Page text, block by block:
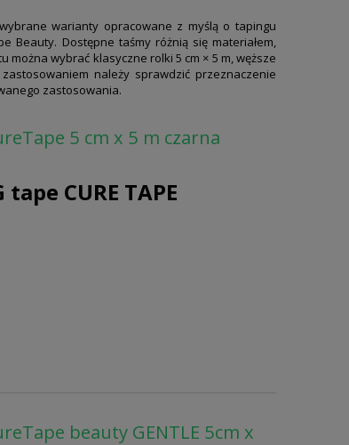
warianty opracowane z myślą o tapingu
Beauty. Dostępne taśmy różnią się materiałem,
można wybrać klasyczne rolki 5 cm × 5 m, węższe
należy sprawdzić przeznaczenie
zastosowania.
5 cm x 5 m czarna
CURE TAPE
beauty GENTLE 5cm x